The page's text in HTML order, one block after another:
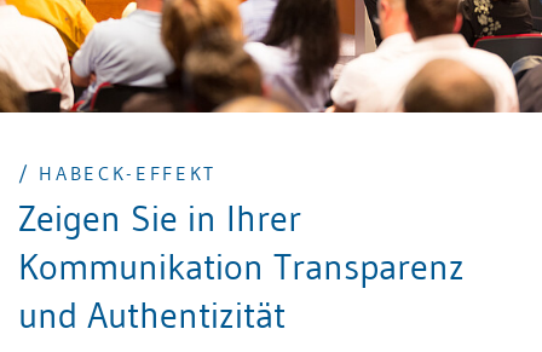
Blickkontakt Vertrauen sowie Aufmerksamkeit zu
gewinnen.
/ HABECK-EFFEKT
Zeigen Sie in Ihrer
Kommunikation Transparenz
und Authentizität